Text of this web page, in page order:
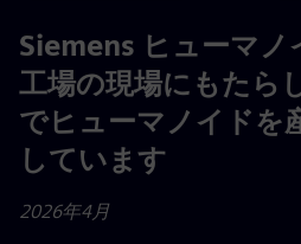
Siemens ヒューマノ
工場の現場にもたら
でヒューマノイドを
しています
2026年4月